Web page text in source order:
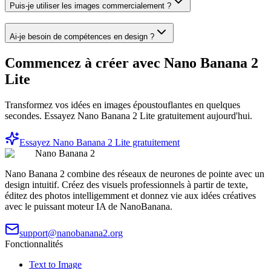
Puis-je utiliser les images commercialement ?
Ai-je besoin de compétences en design ?
Commencez à créer avec Nano Banana 2
Lite
Transformez vos idées en images époustouflantes en quelques
secondes. Essayez Nano Banana 2 Lite gratuitement aujourd'hui.
Essayez Nano Banana 2 Lite gratuitement
Nano Banana 2
Nano Banana 2 combine des réseaux de neurones de pointe avec un
design intuitif. Créez des visuels professionnels à partir de texte,
éditez des photos intelligemment et donnez vie aux idées créatives
avec le puissant moteur IA de NanoBanana.
support@nanobanana2.org
Fonctionnalités
Text to Image